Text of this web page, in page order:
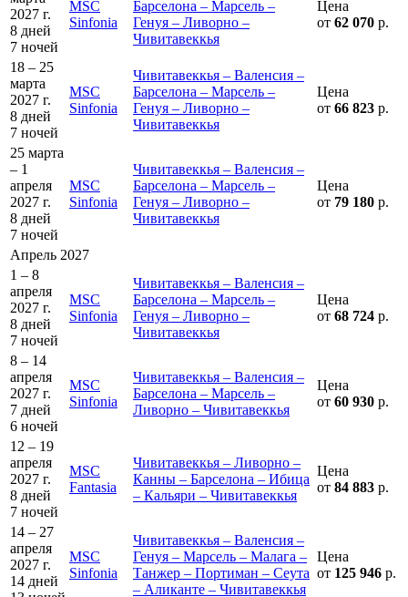
2027 г.
8 дней
7 ночей
MSC
Sinfonia
Барселона – Марсель –
Генуя – Ливорно –
Чивитавеккья
Цена
от 62 070 р.
18 – 25
марта
2027 г.
8 дней
7 ночей
MSC
Sinfonia
Чивитавеккья – Валенсия –
Барселона – Марсель –
Генуя – Ливорно –
Чивитавеккья
Цена
от 66 823 р.
25 марта
– 1
апреля
2027 г.
8 дней
7 ночей
MSC
Sinfonia
Чивитавеккья – Валенсия –
Барселона – Марсель –
Генуя – Ливорно –
Чивитавеккья
Цена
от 79 180 р.
Апрель 2027
1 – 8
апреля
2027 г.
8 дней
7 ночей
MSC
Sinfonia
Чивитавеккья – Валенсия –
Барселона – Марсель –
Генуя – Ливорно –
Чивитавеккья
Цена
от 68 724 р.
8 – 14
апреля
2027 г.
7 дней
6 ночей
MSC
Sinfonia
Чивитавеккья – Валенсия –
Барселона – Марсель –
Ливорно – Чивитавеккья
Цена
от 60 930 р.
12 – 19
апреля
2027 г.
8 дней
7 ночей
MSC
Fantasia
Чивитавеккья – Ливорно –
Канны – Барселона – Ибица
– Кальяри – Чивитавеккья
Цена
от 84 883 р.
14 – 27
апреля
2027 г.
14 дней
MSC
Sinfonia
Чивитавеккья – Валенсия –
Генуя – Марсель – Малага –
Танжер – Портиман – Сеута
– Аликанте – Чивитавеккья
Цена
от 125 946 р.